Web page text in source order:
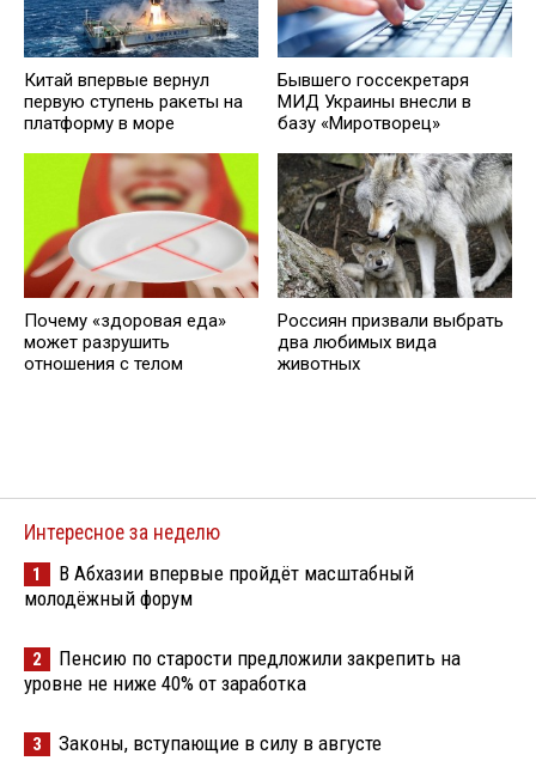
Китай впервые вернул
первую ступень ракеты на
платформу в море
Бывшего госсекретаря
МИД Украины внесли в
базу «Миротворец»
Почему «здоровая еда»
может разрушить
отношения с телом
Россиян призвали выбрать
два любимых вида
животных
Интересное за неделю
1
В Абхазии впервые пройдёт масштабный
молодёжный форум
2
Пенсию по старости предложили закрепить на
уровне не ниже 40% от заработка
3 Законы, вступающие в силу в августе